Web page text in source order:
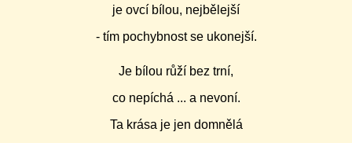
je ovcí bílou, nejbělejší
- tím pochybnost se ukonejší.
Je bílou růží bez trní,
co nepíchá ... a nevoní.
Ta krása je jen domnělá